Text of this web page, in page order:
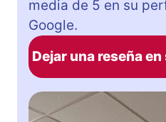
media de 5 en su
Google.
Dejar una reseña